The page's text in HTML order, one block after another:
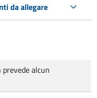
da allegare
alcun